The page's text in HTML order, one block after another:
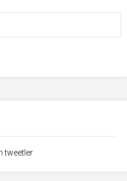
tweetler